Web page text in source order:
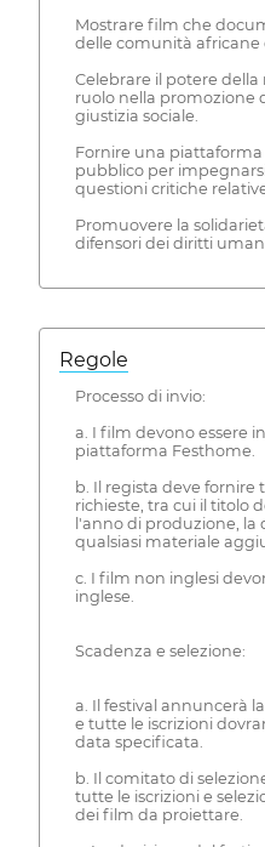
Mostrare film che
delle comunità africane
Celebrare il potere della
ruolo nella promozione
giustizia sociale.
Fornire una piattaforma
pubblico per
questioni critiche
Promuovere la
difensori dei diritti
Regole
Processo di invio:
a. I film devono essere
piattaforma Festhome.
b. Il regista deve
richieste, tra cui il titolo
l'anno di produzione, la
qualsiasi materiale
c. I film non inglesi
inglese.
Scadenza e selezione:
a. Il festival annuncerà
e tutte le iscrizioni
data specificata.
b. Il comitato di
tutte le iscrizioni e
dei film da proiettare.